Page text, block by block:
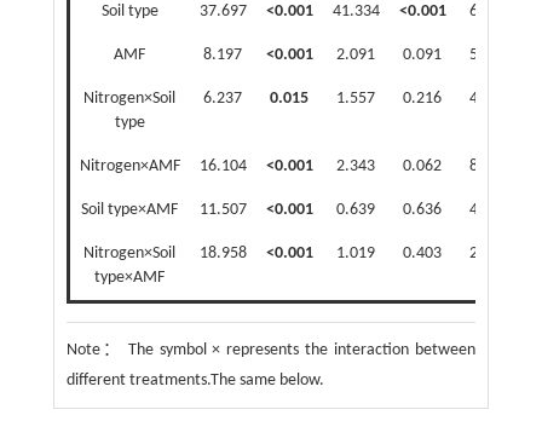
Soil type 37.697 <0.001 41.334 <0.001 69.868
AMF 8.197 <0.001 2.091 0.091 58.021
Nitrogen×Soil
type
6.237 0.015 1.557 0.216 49.124
Nitrogen×AMF 16.104 <0.001 2.343 0.062 82.054
Soil type×AMF 11.507 <0.001 0.639 0.636 48.449
Nitrogen×Soil
type×AMF
18.958 <0.001 1.019 0.403 27.648
Note：
The symbol × represents the interaction between
different treatments.The same below.